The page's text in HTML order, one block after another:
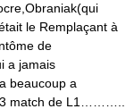
le Remplaçant à
de
a jamais
beaucoup a
3 match de L1………..